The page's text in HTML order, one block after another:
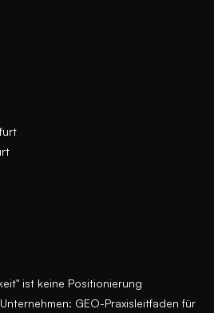
ist keine Positionierung
GEO-Praxisleitfaden für